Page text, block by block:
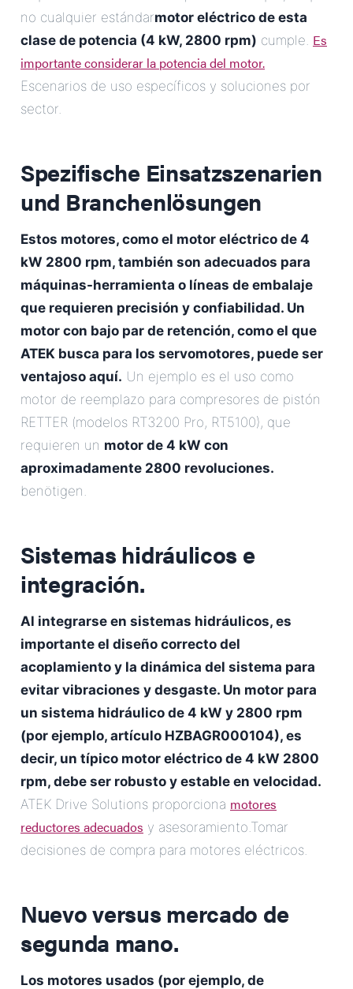
no cualquier estándarmotor eléctrico de esta
clase de potencia (4 kW, 2800 rpm) cumple. Es
importante considerar la potencia del motor.
Escenarios de uso específicos y soluciones por
sector.
Spezifische Einsatzszenarien
und Branchenlösungen
Estos motores, como el motor eléctrico de 4
kW 2800 rpm, también son adecuados para
máquinas-herramienta o líneas de embalaje
que requieren precisión y confiabilidad. Un
motor con bajo par de retención, como el que
ATEK busca para los servomotores, puede ser
ventajoso aquí. Un ejemplo es el uso como
motor de reemplazo para compresores de pistón
RETTER (modelos RT3200 Pro, RT5100), que
requieren un motor de 4 kW con
aproximadamente 2800 revoluciones.
benötigen.
Sistemas hidráulicos e
integración.
Al integrarse en sistemas hidráulicos, es
importante el diseño correcto del
acoplamiento y la dinámica del sistema para
evitar vibraciones y desgaste. Un motor para
un sistema hidráulico de 4 kW y 2800 rpm
(por ejemplo, artículo HZBAGR000104), es
decir, un típico motor eléctrico de 4 kW 2800
rpm, debe ser robusto y estable en velocidad.
ATEK Drive Solutions proporciona motores
reductores adecuados y asesoramiento.Tomar
decisiones de compra para motores eléctricos.
Nuevo versus mercado de
segunda mano.
Los motores usados (por ejemplo, de